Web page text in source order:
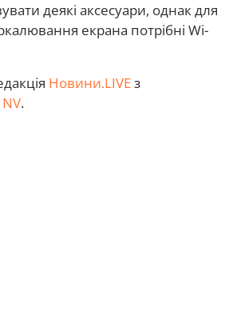
деякі аксесуари, однак для
екрана потрібні Wi-
Новини.LIVEз
NV.